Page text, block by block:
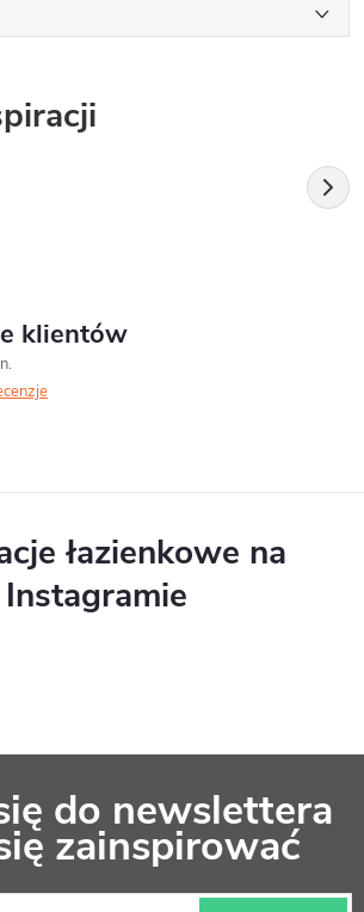
klientów
łazienkowe na
Instagramie
do newslettera
zainspirować